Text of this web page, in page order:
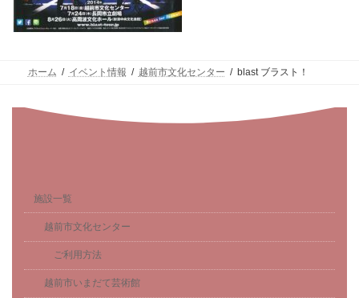
ホーム イベント情報 越前市文化センター blast ブラスト！
施設一覧
越前市文化センター
ご利用方法
越前市いまだて芸術館